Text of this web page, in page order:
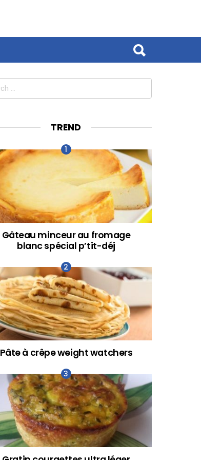
TREND
Gâteau minceur au fromage
blanc spécial p’tit-déj
Pâte à crêpe weight watchers